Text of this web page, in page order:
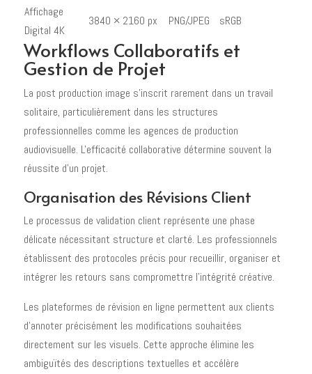
Affichage
Digital 4K
3840 × 2160 px PNG/JPEG sRGB
Workflows Collaboratifs et
Gestion de Projet
La post production image s'inscrit rarement dans un travail
solitaire, particulièrement dans les structures
professionnelles comme les agences de production
audiovisuelle. L'efficacité collaborative détermine souvent la
réussite d'un projet.
Organisation des Révisions Client
Le processus de validation client représente une phase
délicate nécessitant structure et clarté. Les professionnels
établissent des protocoles précis pour recueillir, organiser et
intégrer les retours sans compromettre l'intégrité créative.
Les plateformes de révision en ligne permettent aux clients
d'annoter précisément les modifications souhaitées
directement sur les visuels. Cette approche élimine les
ambiguïtés des descriptions textuelles et accélère